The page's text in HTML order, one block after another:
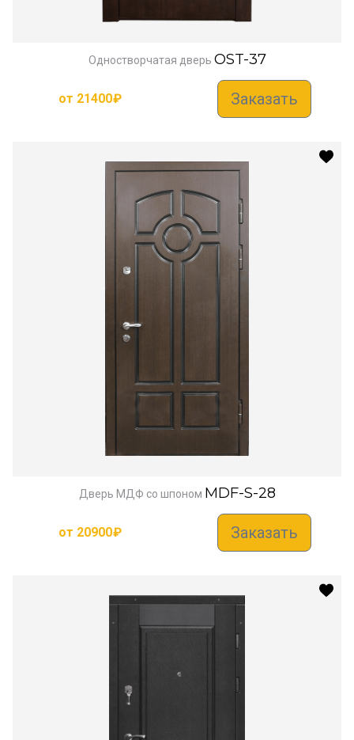
Одностворчатая дверь OST-37
от 21400₽ Заказать
Дверь МДФ со шпоном MDF-S-28
от 20900₽ Заказать